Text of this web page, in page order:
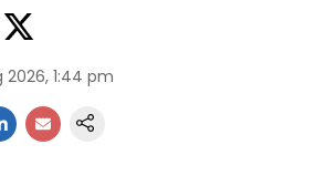
2026, 1:44 pm